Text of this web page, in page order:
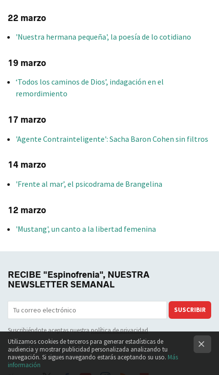
22 marzo
'Nuestra hermana pequeña', la poesía de lo cotidiano
19 marzo
‘Todos los caminos de Dios’, indagación en el
remordimiento
17 marzo
'Agente Contrainteligente': Sacha Baron Cohen sin filtros
14 marzo
'Frente al mar’, el psicodrama de Brangelina
12 marzo
'Mustang', un canto a la libertad femenina
RECIBE "Espinofrenia", NUESTRA
NEWSLETTER SEMANAL
SUSCRIBIR
Suscribiéndote aceptas nuestrapolítica de privacidad
Utilizamos cookies de terceros para generar estadísticas de
audiencia y mostrar publicidad personalizada analizando tu
navegación. Si sigues navegando estarás aceptando su uso. Más
información